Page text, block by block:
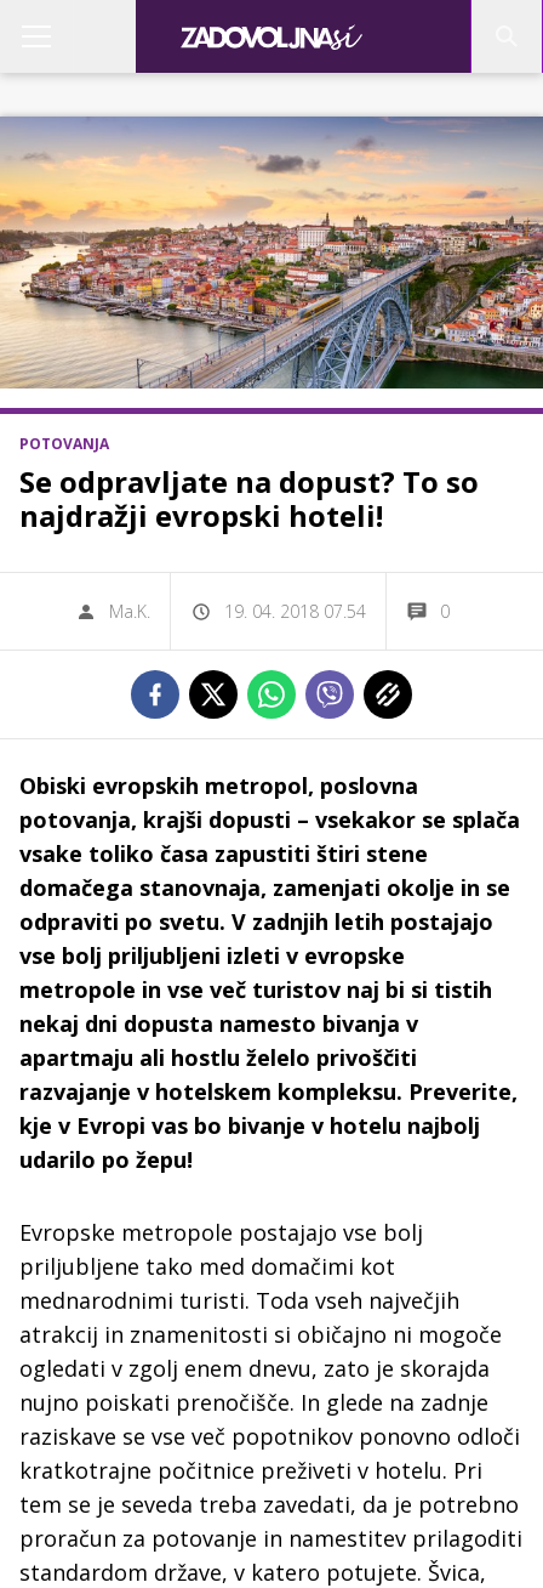
POTOVANJA
Se odpravljate na dopust? To so
najdražji evropski hoteli!
Ma.K. 19. 04. 2018 07.54 0
Obiski evropskih metropol, poslovna
potovanja, krajši dopusti – vsekakor se splača
vsake toliko časa zapustiti štiri stene
domačega stanovnaja, zamenjati okolje in se
odpraviti po svetu. V zadnjih letih postajajo
vse bolj priljubljeni izleti v evropske
metropole in vse več turistov naj bi si tistih
nekaj dni dopusta namesto bivanja v
apartmaju ali hostlu želelo privoščiti
razvajanje v hotelskem kompleksu. Preverite,
kje v Evropi vas bo bivanje v hotelu najbolj
udarilo po žepu!
Evropske metropole postajajo vse bolj
priljubljene tako med domačimi kot
mednarodnimi turisti. Toda vseh največjih
atrakcij in znamenitosti si običajno ni mogoče
ogledati v zgolj enem dnevu, zato je skorajda
nujno poiskati prenočišče. In glede na zadnje
raziskave se vse več popotnikov ponovno odloči
kratkotrajne počitnice preživeti v hotelu. Pri
tem se je seveda treba zavedati, da je potrebno
proračun za potovanje in namestitev prilagoditi
standardom države, v katero potujete. Švica,